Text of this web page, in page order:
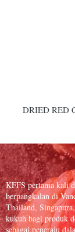
DRIED RED
KFFS pertama kali
berpangkalan di
Thailand,
kukuh bagi produk
sebagai peneraju